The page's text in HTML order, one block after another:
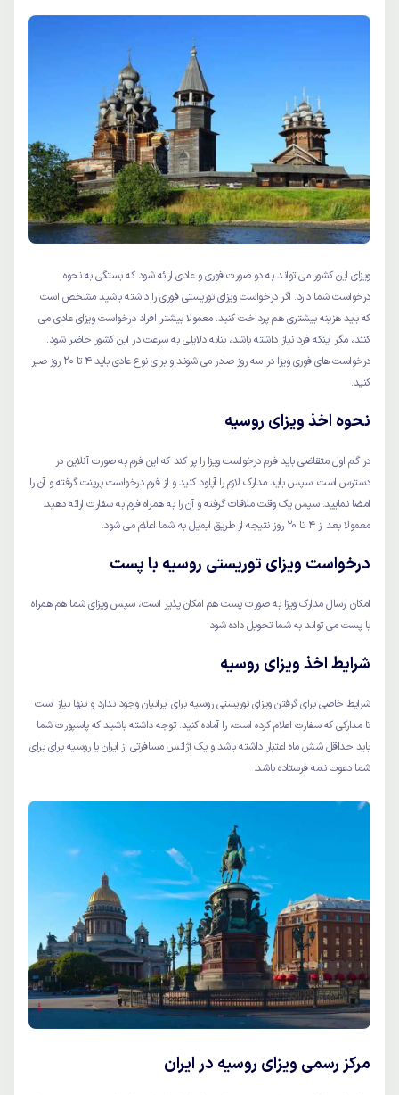
ویزای این کشور می تواند به دو صورت فوری و عادی ارائه شود که بستگی به نحوه
درخواست شما دارد. اگر درخواست ویزای توریستی فوری را داشته باشید مشخص است
که باید هزینه بیشتری هم پرداخت کنید. معمولا بیشتر افراد درخواست ویزای عادی می
کنند، مگر اینکه فرد نیاز داشته باشد، بنابه دلایلی به سرعت در این کشور حاضر شود.
درخواست های فوری ویزا در سه روز صادر می شوند و برای نوع عادی باید 4 تا 20 روز صبر
کنید.
نحوه اخذ ویزای روسیه
در گام اول متقاضی باید فرم درخواست ویزا را پر کند که این فرم به صورت آنلاین در
دسترس است. سپس باید مدارک لازم را آپلود کنید و از فرم درخواست پرینت گرفته و آن را
امضا نمایید. سپس یک وقت ملاقات گرفته و آن را به همراه فرم به سفارت ارائه دهید.
معمولا بعد از 4 تا 20 روز نتیجه از طریق ایمیل به شما اعلام می شود.
درخواست ویزای توریستی روسیه با پست
امکان ارسال مدارک ویزا به صورت پست هم امکان پذیر است، سپس ویزای شما هم همراه
با پست می تواند به شما تحویل داده شود.
شرایط اخذ ویزای روسیه
شرایط خاصی برای گرفتن ویزای توریستی روسیه برای ایرانیان وجود ندارد و تنها نیاز است
تا مدارکی که سفارت اعلام کرده است، را آماده کنید. توجه داشته باشید که پاسپورت شما
باید حداقل شش ماه اعتبار داشته باشد و یک آژانس مسافرتی از ایران یا روسیه برای برای
شما دعوت نامه فرستاده باشد.
مرکز رسمی ویزای روسیه در ایران